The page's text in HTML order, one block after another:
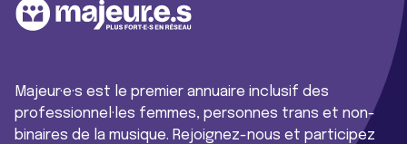
Majeur·e·s est le premier annuaire inclusif des
professionnel·les femmes, personnes trans et non-
binaires de la musique. Rejoignez-nous et participez